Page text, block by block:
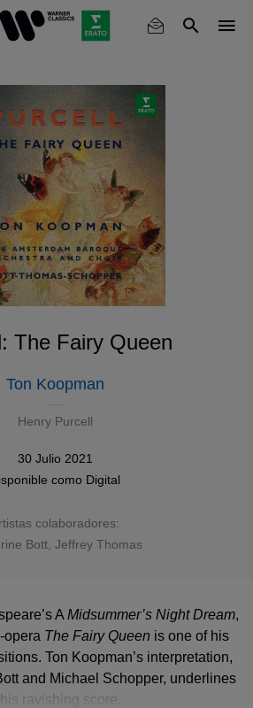
The Fairy Queen
Ton Koopman
Henry Purcell
30 Julio 2021
como Digital
colaboradores:
Bott , Jeffrey Thomas
A Midsummer’s Night Dream,
opera The Fairy Queen is one of his
Ton Koopman’s interpretation,
and Michael Schopper, underlines
ravishing score.